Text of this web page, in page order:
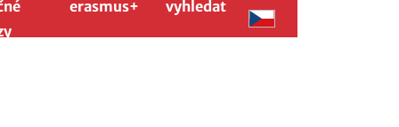
erasmus+ vyhledat